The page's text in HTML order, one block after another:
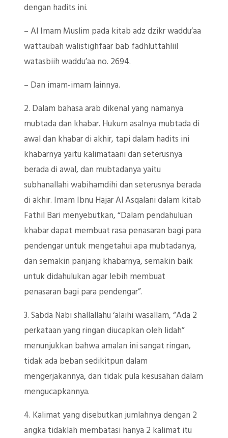
dengan hadits ini.
– Al Imam Muslim pada kitab adz dzikr waddu’aa
wattaubah walistighfaar bab fadhluttahliil
watasbiih waddu’aa no. 2694.
– Dan imam-imam lainnya.
2. Dalam bahasa arab dikenal yang namanya
mubtada dan khabar. Hukum asalnya mubtada di
awal dan khabar di akhir, tapi dalam hadits ini
khabarnya yaitu kalimataani dan seterusnya
berada di awal, dan mubtadanya yaitu
subhanallahi wabihamdihi dan seterusnya berada
di akhir. Imam Ibnu Hajar Al Asqalani dalam kitab
Fathil Bari menyebutkan, “Dalam pendahuluan
khabar dapat membuat rasa penasaran bagi para
pendengar untuk mengetahui apa mubtadanya,
dan semakin panjang khabarnya, semakin baik
untuk didahulukan agar lebih membuat
penasaran bagi para pendengar”.
3. Sabda Nabi shallallahu ‘alaihi wasallam, “Ada 2
perkataan yang ringan diucapkan oleh lidah”
menunjukkan bahwa amalan ini sangat ringan,
tidak ada beban sedikitpun dalam
mengerjakannya, dan tidak pula kesusahan dalam
mengucapkannya.
4. Kalimat yang disebutkan jumlahnya dengan 2
angka tidaklah membatasi hanya 2 kalimat itu